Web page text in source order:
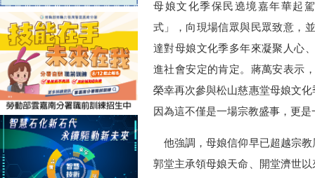
母娘文化季保民遶境嘉年華起
式」，向現場信眾與民眾致意，
達對母娘文化季多年來凝聚人心
進社會安定的肯定。蔣萬安表示
榮幸再次參與松山慈惠堂母娘文
因為這不僅是一場宗教盛事，更
他強調，母娘信仰早已超越宗教
郭堂主承領母娘天命、開堂濟世